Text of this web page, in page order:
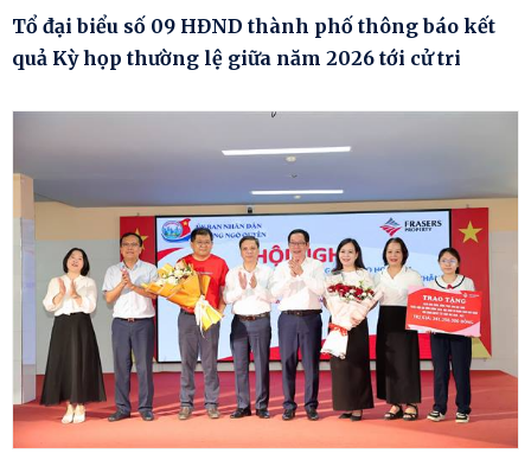
Tổ đại biểu số 09 HĐND thành phố thông báo kết
quả Kỳ họp thường lệ giữa năm 2026 tới cử tri